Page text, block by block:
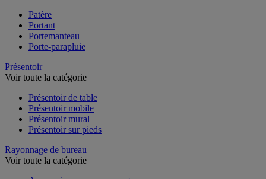
Patère
Portant
Portemanteau
Porte-parapluie
Présentoir
Voir toute la catégorie
Présentoir de table
Présentoir mobile
Présentoir mural
Présentoir sur pieds
Rayonnage de bureau
Voir toute la catégorie